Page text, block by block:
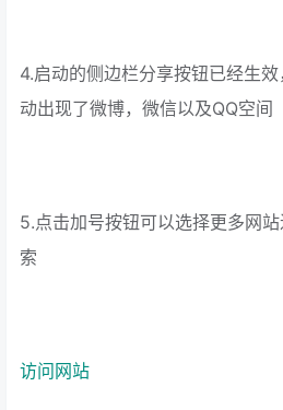
4.启动的侧边栏分享按钮已经生
动出现了微博，微信以及QQ空间
5.点击加号按钮可以选择更多网
索
访问网站